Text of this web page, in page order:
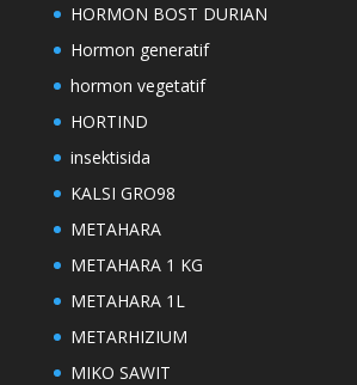
HORMON BOST DURIAN
Hormon generatif
hormon vegetatif
HORTIND
insektisida
KALSI GRO98
METAHARA
METAHARA 1 KG
METAHARA 1L
METARHIZIUM
MIKO SAWIT